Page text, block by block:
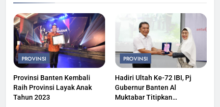
PROVINSI
Provinsi Banten Kembali
Raih Provinsi Layak Anak
Tahun 2023
PROVINSI
Hadiri Ultah Ke-72 IBI, Pj
Gubernur Banten Al
Muktabar Titipkan